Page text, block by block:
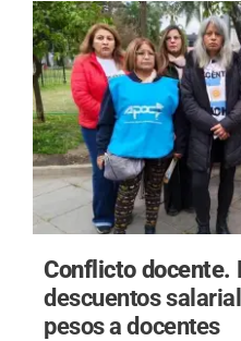
Conflicto docente.
descuentos
pesos a docentes